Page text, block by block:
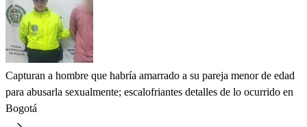
Capturan a hombre que habría amarrado a su pareja menor de edad
para abusarla sexualmente; escalofriantes detalles de lo ocurrido en
Bogotá